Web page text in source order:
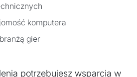
komputera
gier
potrzebujesz wsparcia w